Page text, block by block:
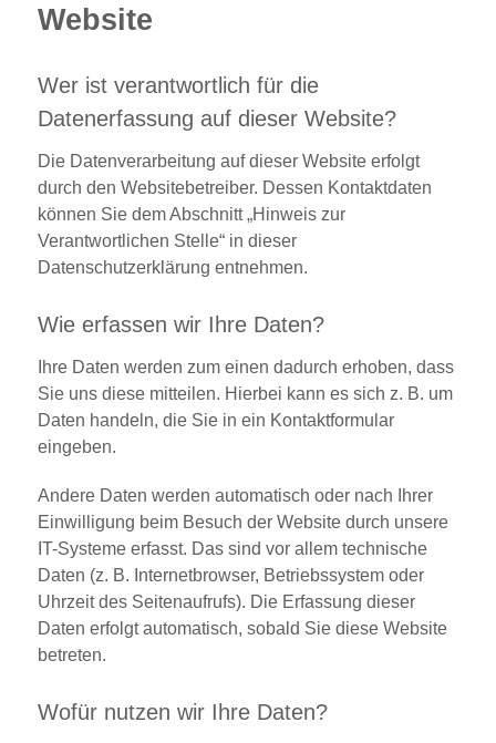
Website
Wer ist verantwortlich für die
Datenerfassung auf dieser Website?
Die Datenverarbeitung auf dieser Website erfolgt
durch den Websitebetreiber. Dessen Kontaktdaten
können Sie dem Abschnitt „Hinweis zur
Verantwortlichen Stelle“ in dieser
Datenschutzerklärung entnehmen.
Wie erfassen wir Ihre Daten?
Ihre Daten werden zum einen dadurch erhoben, dass
Sie uns diese mitteilen. Hierbei kann es sich z. B. um
Daten handeln, die Sie in ein Kontaktformular
eingeben.
Andere Daten werden automatisch oder nach Ihrer
Einwilligung beim Besuch der Website durch unsere
IT-Systeme erfasst. Das sind vor allem technische
Daten (z. B. Internetbrowser, Betriebssystem oder
Uhrzeit des Seitenaufrufs). Die Erfassung dieser
Daten erfolgt automatisch, sobald Sie diese Website
betreten.
Wofür nutzen wir Ihre Daten?